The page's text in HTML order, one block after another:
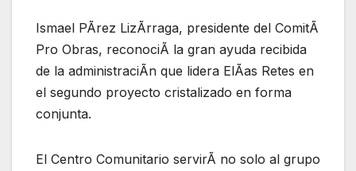
Ismael PÃrez LizÃrraga, presidente del ComitÃ
Pro Obras, reconociÃ la gran ayuda recibida
de la administraciÃn que lidera ElÃas Retes en
el segundo proyecto cristalizado en forma
conjunta.
El Centro Comunitario servirÃ no solo al grupo